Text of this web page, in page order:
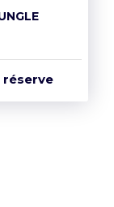
réserve